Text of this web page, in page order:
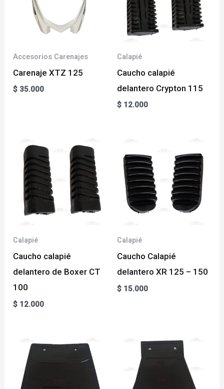
Accesorios Carenajes
Carenaje XTZ 125
$ 35.000
Calapié
Caucho calapié
delantero Crypton 115
$ 12.000
Calapié
Caucho calapié
delantero de Boxer CT
100
$ 12.000
Calapié
Caucho Calapié
delantero XR 125 – 150
$ 15.000